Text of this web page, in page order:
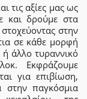
τις αξίες μας ως
και δρούμε στα
στην
σε κάθε μορφή
άλλο τυραννικό
Εκφράζουμε
για επιβίωση,
στην παγκόσμια